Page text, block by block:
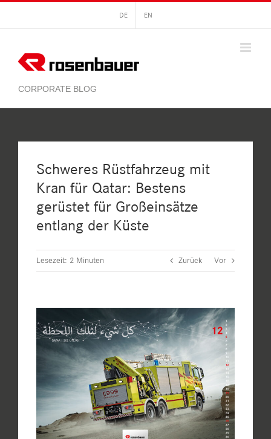
springen
DE EN
Schweres Rüstfahrzeug mit
Kran für Qatar: Bestens
gerüstet für Großeinsätze
entlang der Küste
Lesezeit: 2 Minuten Zurück Vor
grösseres
Bild